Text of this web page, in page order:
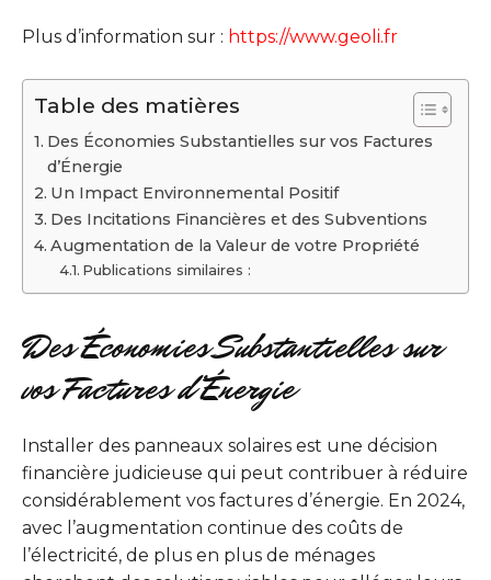
Plus d’information sur : https://www.geoli.fr
Table des matières
Des Économies Substantielles sur vos Factures
d’Énergie
Un Impact Environnemental Positif
Des Incitations Financières et des Subventions
Augmentation de la Valeur de votre Propriété
Publications similaires :
Des Économies Substantielles sur
vos Factures d’Énergie
Installer des panneaux solaires est une décision
financière judicieuse qui peut contribuer à réduire
considérablement vos factures d’énergie. En 2024,
avec l’augmentation continue des coûts de
l’électricité, de plus en plus de ménages